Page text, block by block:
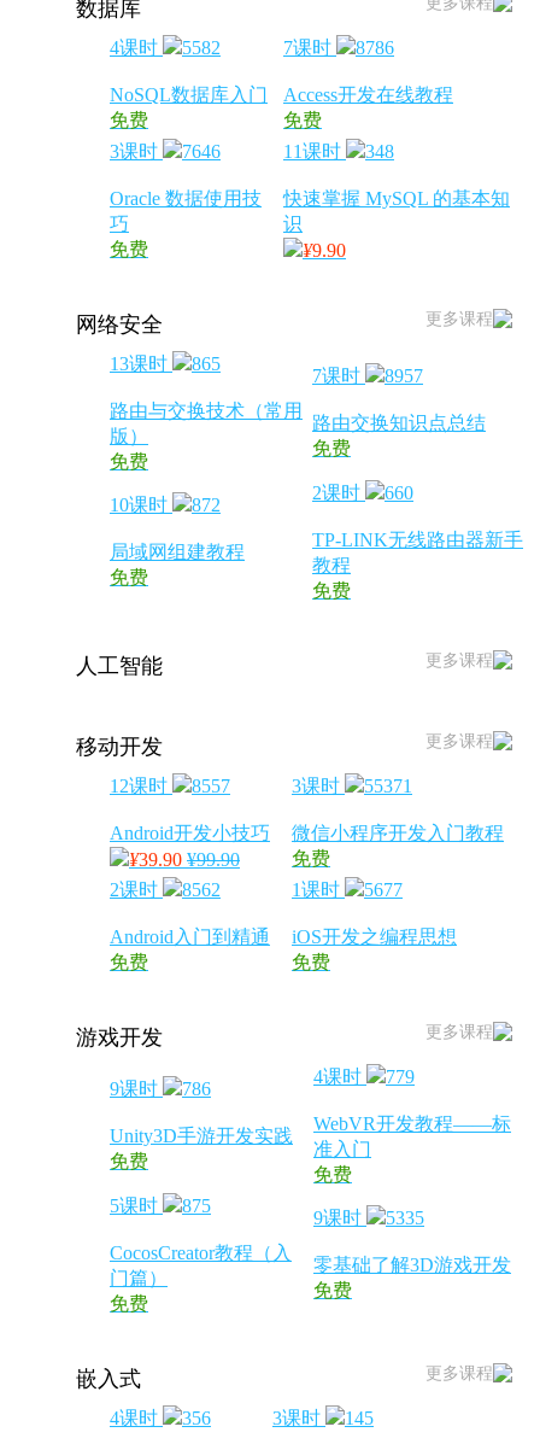
数据库
4课时 5582
NoSQL数据库入门
免费
7课时 8786
Access开发在线教程
免费
3课时
7646
Oracle 数据使用技
巧
免费
11课时 348
快速掌握 MySQL 的基本知
识
¥9.90
更多课程
网络安全
13课时 865
路由与交换技术（常用
版）
免费
7课时 8957
路由交换知识点总结
免费
10课时 872
局域网组建教程
免费
2课时 660
TP-LINK无线路由器新手
教程
免费
更多课程
人工智能
更多课程
移动开发
12课时 8557
Android开发小技巧
¥39.90 ¥99.90
3课时 55371
微信小程序开发入门教程
免费
2课时
8562
Android入门到精通
免费
1课时 5677
iOS开发之编程思想
免费
更多课程
游戏开发
9课时 786
Unity3D手游开发实践
免费
4课时 779
WebVR开发教程——标
准入门
免费
5课时
875
CocosCreator教程（入
门篇）
免费
9课时 5335
零基础了解3D游戏开发
免费
更多课程
嵌入式
4课时 356 3课时 145